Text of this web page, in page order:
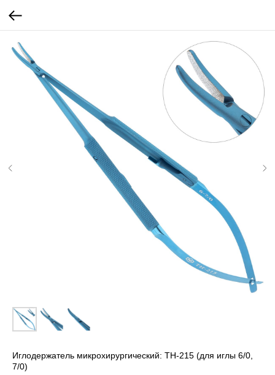
Иглодержатель микрохирургический: TH-215 (для иглы 6/0,
7/0)